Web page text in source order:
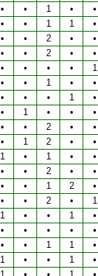
• • 1 •
•
• • 1 1
•
• • 2 •
•
• • 2 •
•
• • • •
1
• • 1 •
•
• • • 1
•
• 1 • •
•
• • 2 •
•
• 1 2 •
•
1 • 1 •
•
• • 2 •
•
• • 1 2
•
• • 2 •
1
1 • • 1
•
• • • •
•
• • 1 1
•
1 • • 1
•